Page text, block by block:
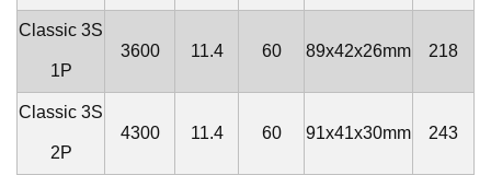
Classic 3S
1P
3600 11.4 60 89x42x26mm 218
Classic 3S
2P
4300 11.4 60 91x41x30mm 243